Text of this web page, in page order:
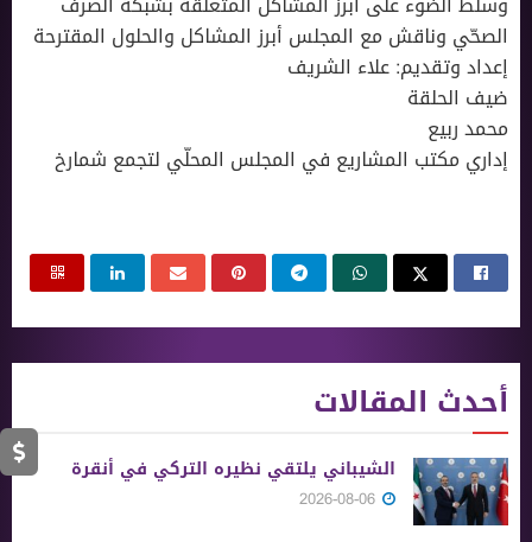
الصحّي وناقش مع المجلس أبرز المشاكل والحلول المقترحة
إعداد وتقديم: علاء الشريف
ضيف الحلقة
محمد ربيع
إداري مكتب المشاريع في المجلس المحلّي لتجمع شمارخ
أحدث المقالات
الشيباني يلتقي نظيره التركي في أنقرة